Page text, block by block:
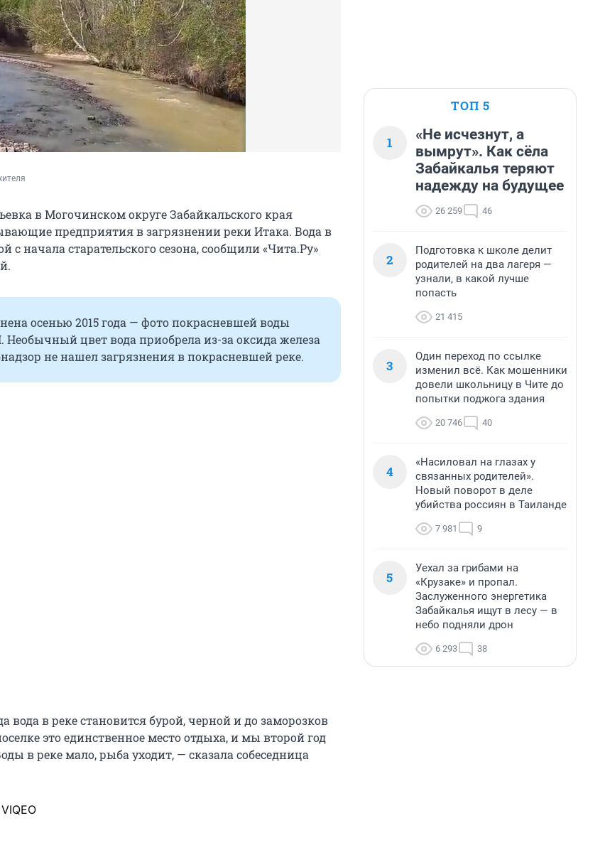
в Могочинском округе Забайкальского края
предприятия в загрязнении реки Итака. Вода в
с начала старательского сезона, сообщили «Чита.Ру»
осенью 2015 года — фото покрасневшей воды
цвет вода приобрела из-за оксида железа
не нашел загрязнения в покрасневшей реке.
вода в реке становится бурой, черной и до заморозков
это единственное место отдыха, и мы второй год
в реке мало, рыба уходит, — сказала собеседница
ТОП 5
1
«Не исчезнут, а
вымрут». Как сёла
Забайкалья теряют
надежду на будущее
26 259 46
2
Подготовка к школе делит
родителей на два лагеря —
узнали, в какой лучше
попасть
21 415
3
Один переход по ссылке
изменил всё. Как мошенники
довели школьницу в Чите до
попытки поджога здания
20 746 40
4
«Насиловал на глазах у
связанных родителей».
Новый поворот в деле
убийства россиян в Таиланде
7 981 9
5
Уехал за грибами на
«Крузаке» и пропал.
Заслуженного энергетика
Забайкалья ищут в лесу — в
небо подняли дрон
6 293 38